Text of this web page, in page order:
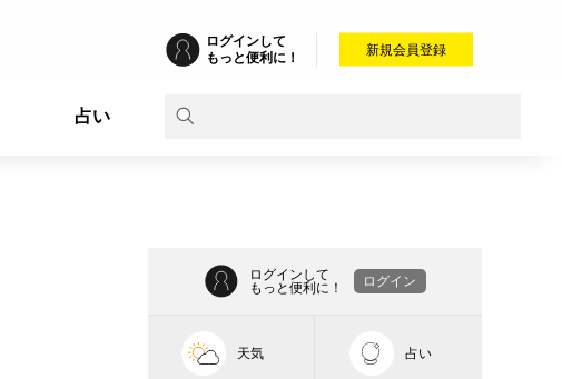
ログインして
もっと便利に！
新規会員登録
占い
ログインして
もっと便利に！
ログイン
天気 占い